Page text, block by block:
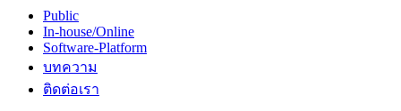
Public
In-house/Online
Software-Platform
บทความ
ติดต่อเรา